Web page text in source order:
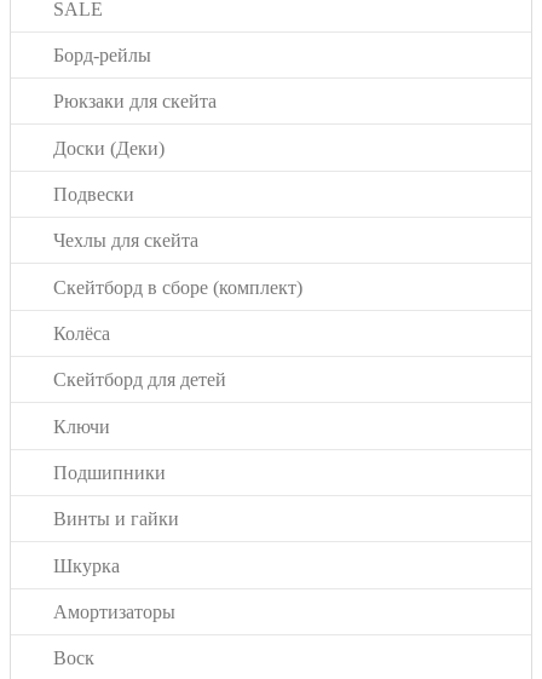
SALE
Борд-рейлы
Рюкзаки для скейта
Доски (Деки)
Подвески
Чехлы для скейта
Скейтборд в сборе (комплект)
Колёса
Скейтборд для детей
Ключи
Подшипники
Винты и гайки
Шкурка
Амортизаторы
Воск